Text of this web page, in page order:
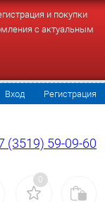
и покупки
с актуальным
Вход Регистрация
(3519) 59-09-60
0